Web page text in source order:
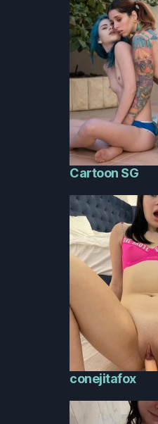
Cartoon SG
conejitafox